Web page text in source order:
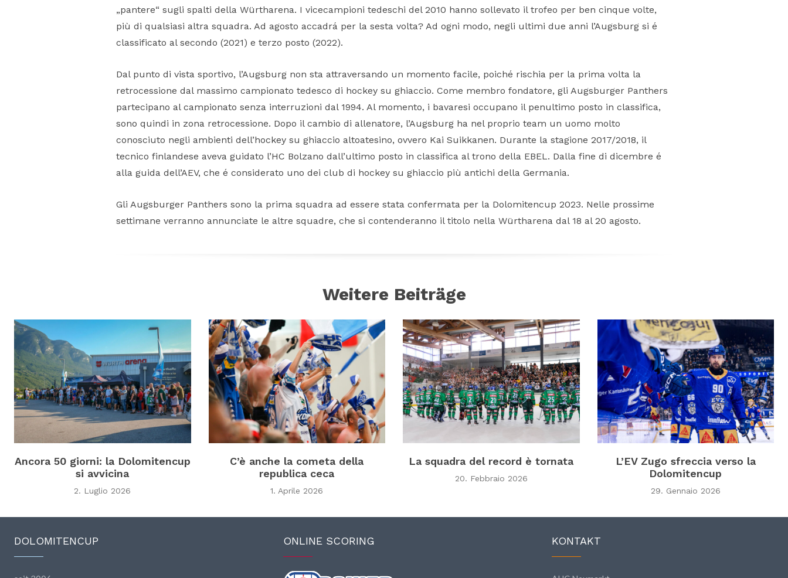
„pantere“ sugli spalti della Würtharena. I vicecampioni tedeschi del 2010 hanno sollevato il trofeo per ben cinque volte,
più di qualsiasi altra squadra. Ad agosto accadrá per la sesta volta? Ad ogni modo, negli ultimi due anni l’Augsburg si é
classificato al secondo (2021) e terzo posto (2022).
Dal punto di vista sportivo, l’Augsburg non sta attraversando un momento facile, poiché rischia per la prima volta la
retrocessione dal massimo campionato tedesco di hockey su ghiaccio. Come membro fondatore, gli Augsburger Panthers
partecipano al campionato senza interruzioni dal 1994. Al momento, i bavaresi occupano il penultimo posto in classifica,
sono quindi in zona retrocessione. Dopo il cambio di allenatore, l’Augsburg ha nel proprio team un uomo molto
conosciuto negli ambienti dell’hockey su ghiaccio altoatesino, ovvero Kai Suikkanen. Durante la stagione 2017/2018, il
tecnico finlandese aveva guidato l’HC Bolzano dall’ultimo posto in classifica al trono della EBEL. Dalla fine di dicembre é
alla guida dell’AEV, che é considerato uno dei club di hockey su ghiaccio più antichi della Germania.
Gli Augsburger Panthers sono la prima squadra ad essere stata confermata per la Dolomitencup 2023. Nelle prossime
settimane verranno annunciate le altre squadre, che si contenderanno il titolo nella Würtharena dal 18 al 20 agosto.
Weitere Beiträge
Ancora 50 giorni: la Dolomitencup
si avvicina
2. Luglio 2026
C’è anche la cometa della
republica ceca
1. Aprile 2026
La squadra del record è tornata
20. Febbraio 2026
L’EV Zugo sfreccia verso la
Dolomitencup
29. Gennaio 2026
DOLOMITENCUP ONLINE SCORING KONTAKT